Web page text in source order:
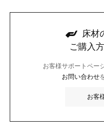
床材
ご購入
お客様サポートペー
お問い合わせ
お客